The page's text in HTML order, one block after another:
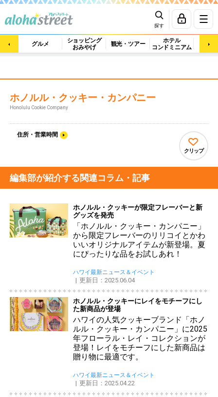
探す
グルメ
ショッピング
おみやげ
観光・ツアー
ホテル
コンドミニアム
マッ
ホノルル・クッキー・カンパニー
Honolulu Cookie Company
住所・営業時間
クリップ
編集部が紹介する関連コラム・記事
ホノルル・クッキーが限定フレーバーと新
グッズを発売
「ホノルル・クッキー・カンパニー」
から限定フレーバーのリリコイとかわ
いいオリジナルアイテムが新登場。夏
にぴったりな品をお試しあれ！
ハワイ最新ニュース＆イベント
更新日：2025.06.04
ホノルル・クッキーにレイをモチーフにし
た新商品が登場
ハワイの人気クッキーブランド「ホノ
ルル・クッキー・カンパニー」に2025
年フローラル・レイ・コレクションが
登場！レイをモチーフにした新商品は
贈り物に最適です。
ハワイ最新ニュース＆イベント
更新日：2025.04.22